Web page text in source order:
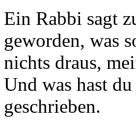
Ein Rabbi sagt
geworden, was
nichts draus,
Und was hast
geschrieben.